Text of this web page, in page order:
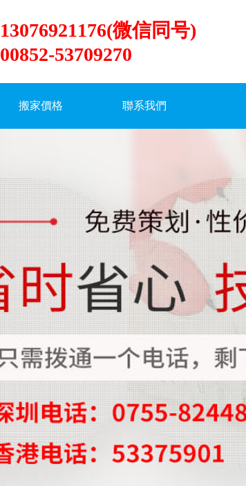
13076921176(微信同号)
00852-53709270
搬家價格 聯系我們